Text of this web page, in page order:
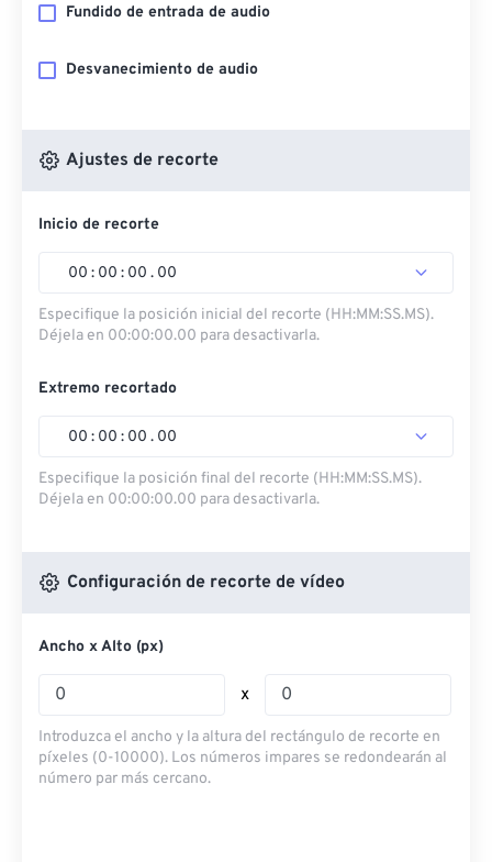
Fundido de entrada de audio
Desvanecimiento de audio
Ajustes de recorte
Inicio de recorte
00 : 00 : 00 . 00
Especifique la posición inicial del recorte (HH:MM:SS.MS).
Déjela en 00:00:00.00 para desactivarla.
Extremo recortado
00 : 00 : 00 . 00
Especifique la posición final del recorte (HH:MM:SS.MS).
Déjela en 00:00:00.00 para desactivarla.
Configuración de recorte de vídeo
Ancho x Alto (px)
x
Introduzca el ancho y la altura del rectángulo de recorte en
píxeles (0-10000). Los números impares se redondearán al
número par más cercano.